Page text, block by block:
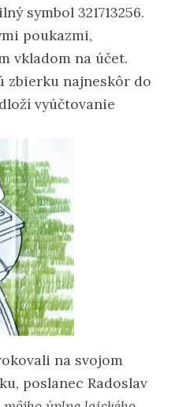
symbol 321713256.
poukazmi,
vkladom na účet.
zbierku najneskôr do
vyúčtovanie
na svojom
poslanec Radoslav